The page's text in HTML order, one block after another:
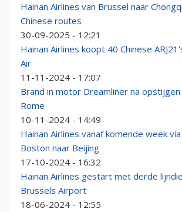
Hainan Airlines van Brussel naar
Chinese routes
30-09-2025 - 12:21
Hainan Airlines koopt 40 Chinese
Air
11-11-2024 - 17:07
Brand in motor Dreamliner na opstijgen
Rome
10-11-2024 - 14:49
Hainan Airlines vanaf komende week
Boston naar Beijing
17-10-2024 - 16:32
Hainan Airlines gestart met derde
Brussels Airport
18-06-2024 - 12:55